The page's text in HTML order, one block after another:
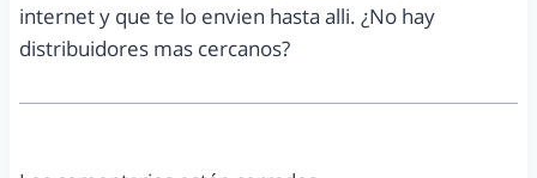
internet y que te lo envien hasta alli. ¿No hay
distribuidores mas cercanos?